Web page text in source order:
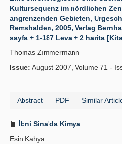
Kultursequenz im nördlichen
angrenzenden Gebieten,
Remshalden, 2005, Verlag
sayfa + 1-187 Leva + 2 harita
Thomas Zımmermann
Issue: August 2007, Volume 71 -
Abstract PDF Similar
İbni Sina'da Kimya
Esin Kahya